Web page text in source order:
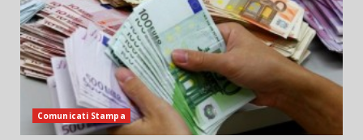
Comunicati Stampa